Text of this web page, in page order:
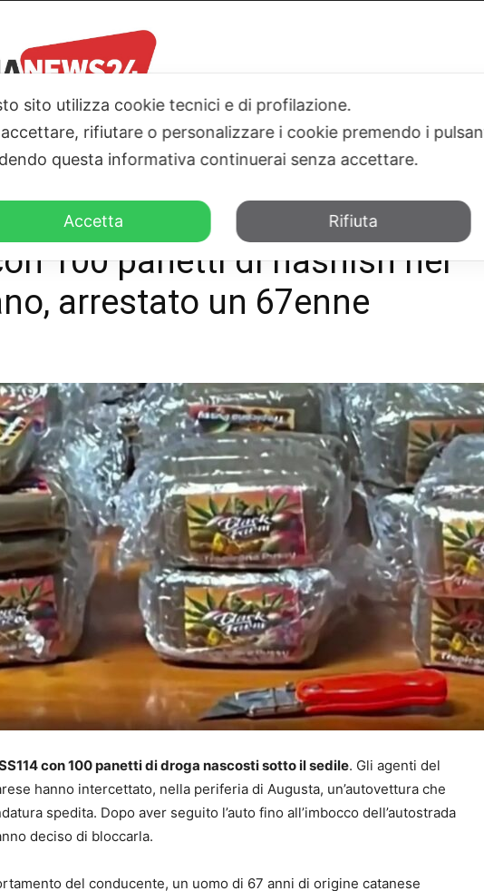
ITALIA – ESTERI PARLAMENTO SICILIA SALUTE SPORT
100 panetti di hashish nel
arrestato un 67enne
con 100 panetti di droga nascosti sotto il sedile. Gli agenti del
hanno intercettato, nella periferia di Augusta, un’autovettura che
spedita. Dopo aver seguito l’auto fino all’imbocco dell’autostrada
deciso di bloccarla.
del conducente, un uomo di 67 anni di origine catanese
sito utilizza cookie tecnici e di profilazione.
accettare, rifiutare o personalizzare i cookie premendo i
questa informativa continuerai senza accettare.
Accetta Rifiuta